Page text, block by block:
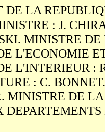
DE LA
: J.
MINISTRE
L'ECONOMIE
L'INTERIEUR :
: C.
MINISTRE DE